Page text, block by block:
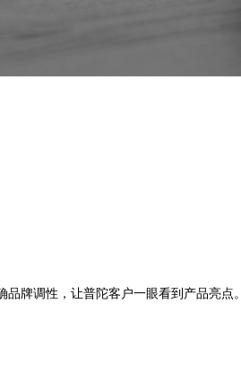
牌调性，让普陀客户一眼看到产品亮点。